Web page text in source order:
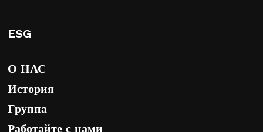
ESG
О НАС
История
Группа
Работайте с нами